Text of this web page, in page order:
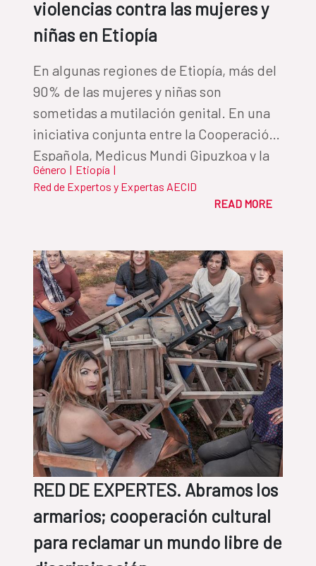
violencias contra las mujeres y
niñas en Etiopía
En algunas regiones de Etiopía, más del
90% de las mujeres y niñas son
sometidas a mutilación genital. En una
iniciativa conjunta entre la Cooperación
Española, Medicus Mundi Gipuzkoa y la
organización etíope Pastoralist Concern,
se busca abordar esta problemática de
Género | Etiopía |
Red de Expertos y Expertas AECID
READ MORE
RED DE EXPERTES. Abramos los
armarios; cooperación cultural
para reclamar un mundo libre de